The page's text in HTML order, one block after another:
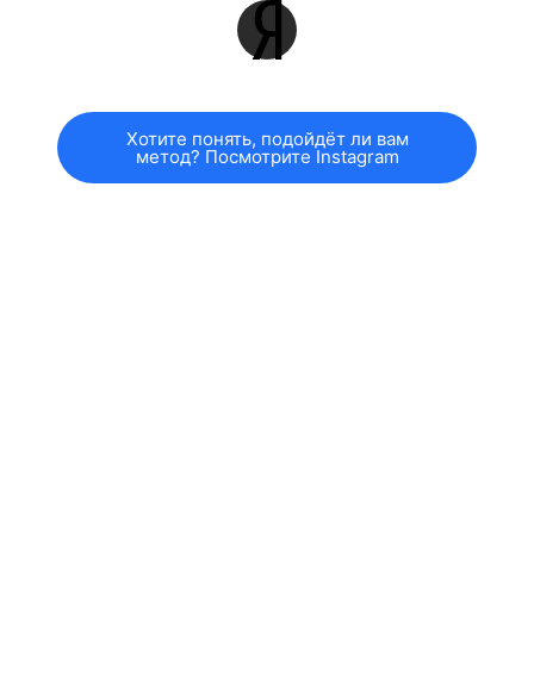
Хотите понять, подойдёт ли вам
метод? Посмотрите Instagram